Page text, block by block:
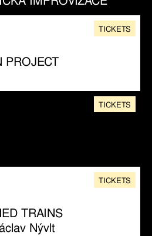
PROJECT
TICKETS
TICKETS
TRAINS
Nývlt
TICKETS